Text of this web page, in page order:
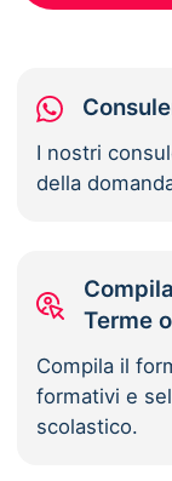
I nostri
della
Terme
Compila il
formativi e
scolastico.